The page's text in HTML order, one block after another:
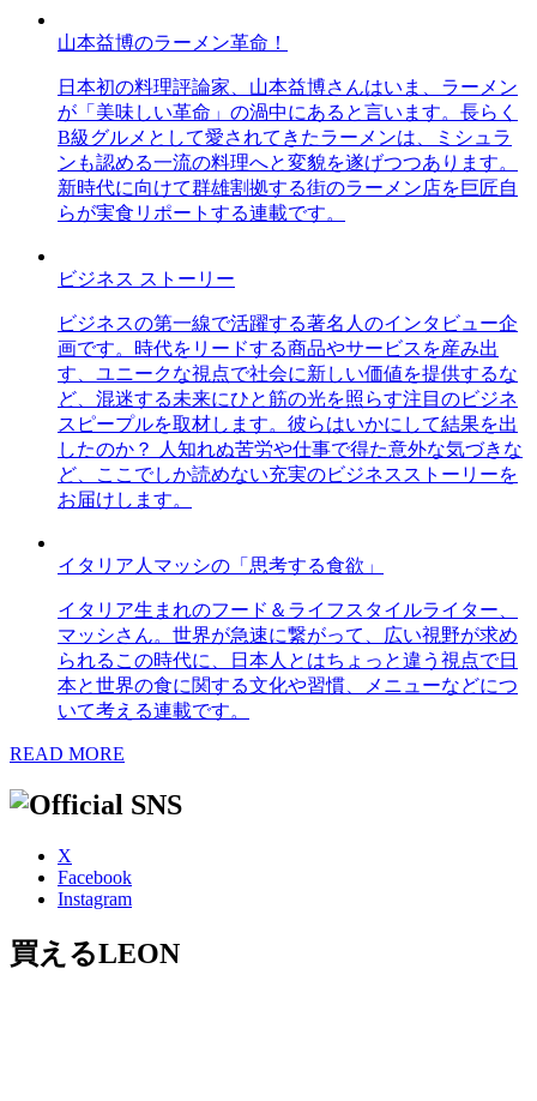
山本益博のラーメン革命！
日本初の料理評論家、山本益博さんはいま、ラーメン
が「美味しい革命」の渦中にあると言います。長らく
B級グルメとして愛されてきたラーメンは、ミシュラ
ンも認める一流の料理へと変貌を遂げつつあります。
新時代に向けて群雄割拠する街のラーメン店を巨匠自
らが実食リポートする連載です。
ビジネス ストーリー
ビジネスの第一線で活躍する著名人のインタビュー企
画です。時代をリードする商品やサービスを産み出
す、ユニークな視点で社会に新しい価値を提供するな
ど、混迷する未来にひと筋の光を照らす注目のビジネ
スピープルを取材します。彼らはいかにして結果を出
したのか？ 人知れぬ苦労や仕事で得た意外な気づきな
ど、ここでしか読めない充実のビジネスストーリーを
お届けします。
イタリア人マッシの「思考する食欲」
イタリア生まれのフード＆ライフスタイルライター、
マッシさん。世界が急速に繋がって、広い視野が求め
られるこの時代に、日本人とはちょっと違う視点で日
本と世界の食に関する文化や習慣、メニューなどにつ
いて考える連載です。
READ MORE
X
Facebook
Instagram
買えるLEON